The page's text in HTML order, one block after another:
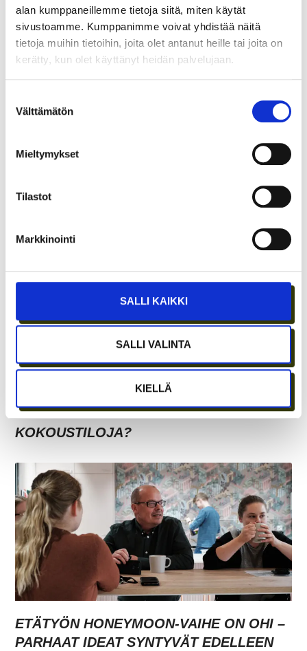
alan kumppaneillemme tietoja siitä, miten käytät
sivustoamme. Kumppanimme voivat yhdistää näitä
tietoja muihin tietoihin, joita olet antanut heille tai joita on
kerätty, kun olet käyttänyt heidän palvelujaan.
valinta
Välttämätön
Mieltymykset
Tilastot
Markkinointi
SALLI KAIKKI
SALLI VALINTA
KIELLÄ
ASIAKASYMMÄRRYS SYNTYY IHMISTEN
KESKELLÄ – JA NIIN SYNTYY MYÖS
TARJOAVATKO COWORKING-TILAT
KOKOUSTILOJA?
ETÄTYÖN HONEYMOON-VAIHE ON OHI –
PARHAAT IDEAT SYNTYVÄT EDELLEEN